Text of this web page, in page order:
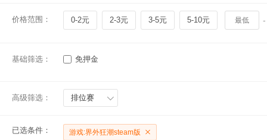
价格范围： 0-2元 2-3元 3-5元 5-10元 -
基础筛选： 免押金
高级筛选： 排位赛
已选条件： 游戏:界外狂潮steam版